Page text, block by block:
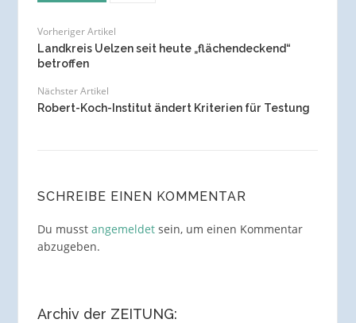
Vorheriger Artikel
Landkreis Uelzen seit heute „flächendeckend“
betroffen
Nächster Artikel
Robert-Koch-Institut ändert Kriterien für Testung
SCHREIBE EINEN KOMMENTAR
Du musst angemeldetsein, um einen Kommentar
abzugeben.
Archiv der ZEITUNG: